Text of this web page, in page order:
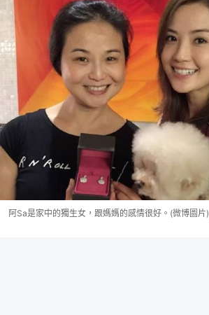
阿Sa是家中的獨生女，跟媽媽的感情很好。(微博圖片)